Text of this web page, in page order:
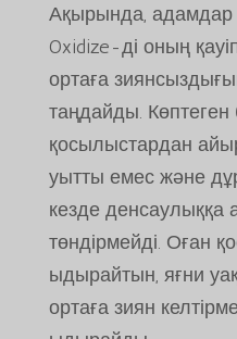
Ақырында, адамдар
Oxidize-ді оның
ортаға
таңдайды.
қосылыстардан
уытты емес және
кезде денсаулыққа
төндірмейді. Оған
ыдырайтын, яғни
ортаға зиян